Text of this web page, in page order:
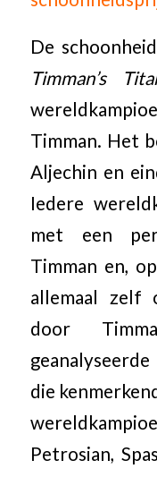
De
Timman’s
Timman. Het
Aljechin en
Iedere
met een
Timman en,
allemaal zelf
door
die
Petrosian,